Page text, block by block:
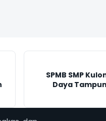
SPMB SMP
Daya